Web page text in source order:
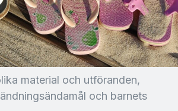
material och utföranden,
och barnets